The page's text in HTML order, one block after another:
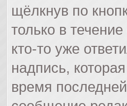
щёлкнув по
только в
кто-то уже
надпись,
время